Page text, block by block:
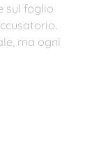
sul foglio
ma ogni